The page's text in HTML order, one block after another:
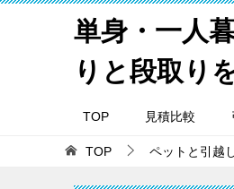
単身・一人
りと段取り
TOP 見積比較
TOP ペットと引越